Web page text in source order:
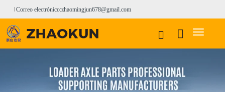
Correo electrónico:zhaomingjun678@gmail.com